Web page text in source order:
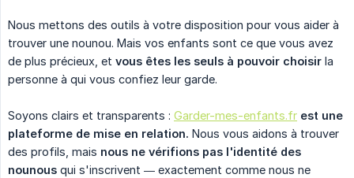
Nous mettons des outils à votre disposition pour vous aider à
trouver une nounou. Mais vos enfants sont ce que vous avez
de plus précieux, et vous êtes les seuls à pouvoir choisir la
personne à qui vous confiez leur garde.
Soyons clairs et transparents : Garder-mes-enfants.fr est une
plateforme de mise en relation. Nous vous aidons à trouver
des profils, mais nous ne vérifions pas l'identité des
nounous qui s'inscrivent — exactement comme nous ne